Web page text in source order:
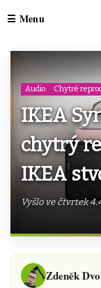
Audio Chytré
IKEA
chytrý
IKEA
Vyšlo ve čtvrtek
Zdeněk